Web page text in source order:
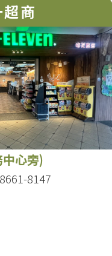
商
心旁)
8147